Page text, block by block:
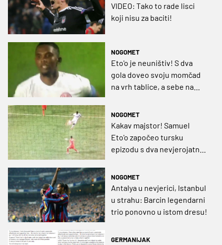
VIDEO: Tako to rade lisci
koji nisu za baciti!
NOGOMET
Eto'o je neuništiv! S dva
gola doveo svoju momčad
na vrh tablice, a sebe na
NOGOMET
Kakav majstor! Samuel
Eto'o započeo tursku
epizodu s dva nevjerojatna
NOGOMET
Antalya u nevjerici, Istanbul
u strahu: Barcin legendarni
trio ponovno u istom dresu!
GERMANIJAK